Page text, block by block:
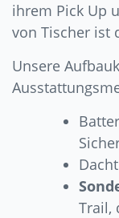
ihrem Pick Up
von Tischer ist
Unsere
Trail,